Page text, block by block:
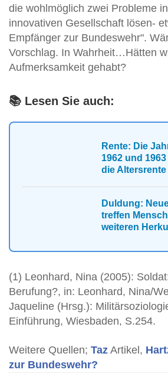
die wohlmöglich zwei Probleme
innovativen Gesellschaft lösen-
Empfänger zur Bundeswehr".
Vorschlag. In Wahrheit…Hätten
Aufmerksamkeit gehabt?
📚 Lesen Sie auch:
Rente: Die
1962 und
die
Duldung:
treffen
weiteren
(1) Leonhard, Nina (2005):
Berufung?, in: Leonhard, Nina/
Jaqueline (Hrsg.):
Einführung, Wiesbaden, S.254.
Weitere Quellen; Taz Artikel,
zur Bundeswehr?